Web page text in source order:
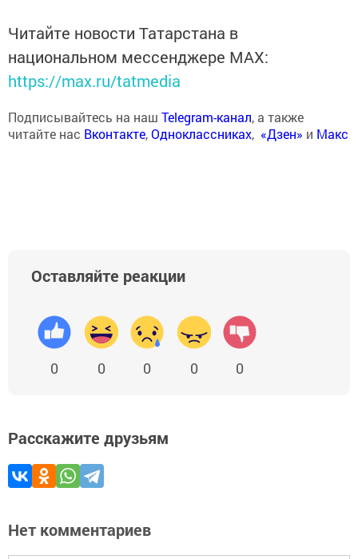
Читайте новости Татарстана в
национальном мессенджере MАХ:
https://max.ru/tatmedia
Подписывайтесь на наш Telegram-канал, а также
читайте нас Вконтакте,Одноклассниках, «Дзен» и Макс
Оставляйте реакции
0 0 0 0 0
Расскажите друзьям
Нет комментариев